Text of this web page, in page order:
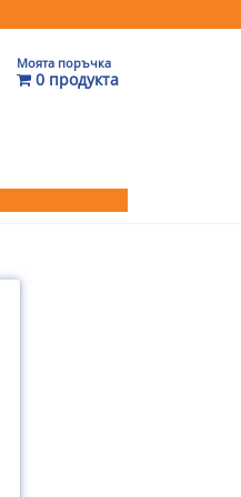
Моята поръчка
0 продукта